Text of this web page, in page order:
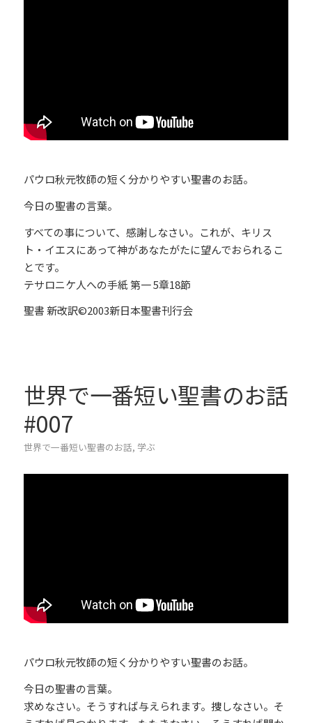
パウロ秋元牧師の短く分かりやすい聖書のお話。
今日の聖書の言葉。
すべての事について、感謝しなさい。これが、キリス
ト・イエスにあって神があなたがたに望んでおられるこ
とです。
テサロニケ人への手紙 第一 5章18節
聖書 新改訳©2003新日本聖書刊行会
世界で一番短い聖書のお話
#007
世界で一番短い聖書のお話, 学ぶ
パウロ秋元牧師の短く分かりやすい聖書のお話。
今日の聖書の言葉。
求めなさい。そうすれば与えられます。捜しなさい。そ